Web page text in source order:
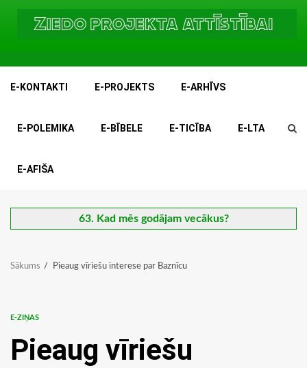
E-KONTAKTI E-PROJEKTS E-ARHĪVS
E-POLEMIKA E-BĪBELE E-TICĪBA E-LTA
E-AFIŠA
63. Kad mēs godājam vecākus?
Sākums Pieaug vīriešu interese par Baznīcu
E-ZIŅAS
Pieaug vīriešu